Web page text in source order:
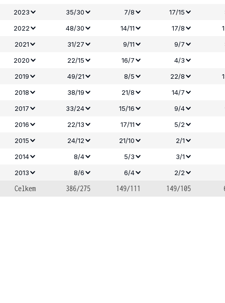
2023 35/30 7/8 17/15
2022
48/30 14/11 17/8
2021
31/27 9/11 9/7
2020
22/15 16/7 4/3
2019
49/21 8/5 22/8
2018
38/19 21/8 14/7
2017
33/24 15/16 9/4
2016
22/13 17/11
5/2
2015
24/12 21/10
2/1
2014
8/4 5/3
3/1
2013
8/6 6/4 2/2
Celkem 386/275 149/111 149/105